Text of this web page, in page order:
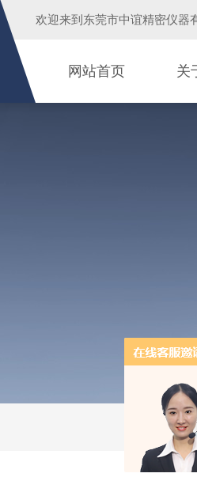
欢迎来到 东莞市中谊精密仪器
网站首页 关